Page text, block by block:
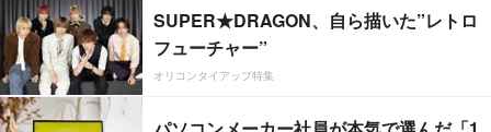
SUPER★DRAGON、自ら描いた”レトロ
フューチャー”
オリコンタイアップ特集